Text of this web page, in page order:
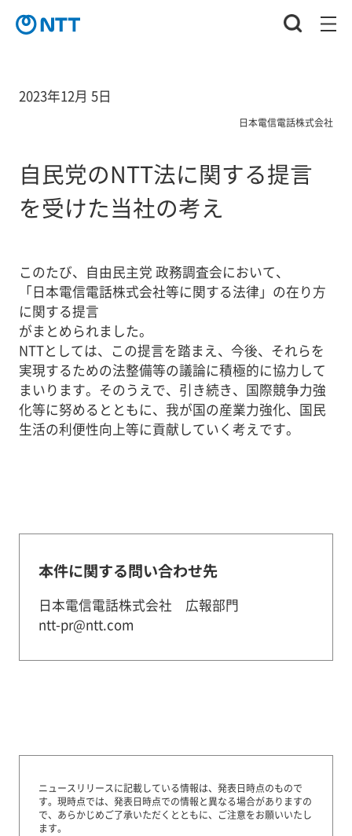
2023年12月 5日
日本電信電話株式会社
自民党のNTT法に関する提言
を受けた当社の考え
このたび、自由民主党 政務調査会において、
「日本電信電話株式会社等に関する法律」の在り方
に関する提言
がまとめられました。
NTTとしては、この提言を踏まえ、今後、それらを
実現するための法整備等の議論に積極的に協力して
まいります。そのうえで、引き続き、国際競争力強
化等に努めるとともに、我が国の産業力強化、国民
生活の利便性向上等に貢献していく考えです。
本件に関する問い合わせ先
日本電信電話株式会社 広報部門
ntt-pr@ntt.com
ニュースリリースに記載している情報は、発表日時点のもので
す。 現時点では、発表日時点での情報と異なる場合がありますの
で、あらかじめご了承いただくとともに、ご注意をお願いいたし
ます。